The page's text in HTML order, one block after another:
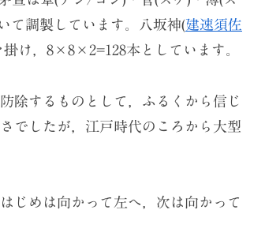
て調製しています。八坂神(建速須佐
け，8×8×2=128本としています。
除するものとして，ふるくから信じ
でしたが，江戸時代のころから大型
じめは向かって左へ，次は向かって